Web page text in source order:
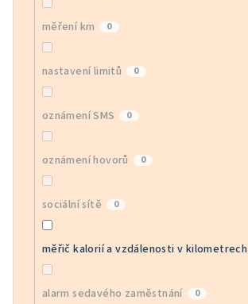
měření km 0
nastavení limitů 0
oznámení SMS 0
oznámení hovorů 0
sociální sítě 0
měřič kalorií a vzdálenosti v kilometrech
alarm sedavého zaměstnání 0